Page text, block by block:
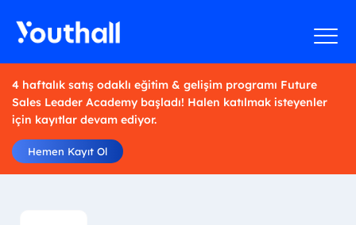
4 haftalık satış odaklı eğitim & gelişim programı Future
Sales Leader Academy başladı! Halen katılmak isteyenler
için kayıtlar devam ediyor.
Hemen Kayıt Ol